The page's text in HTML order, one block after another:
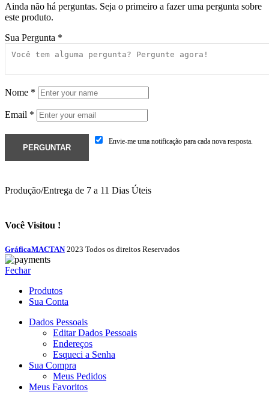
Ainda não há perguntas. Seja o primeiro a fazer uma pergunta sobre
este produto.
Sua Pergunta *
Nome *
Email *
Envie-me uma notificação para cada nova resposta.
Produção/Entrega de 7 a 11 Dias Úteis
Você Visitou !
GráficaMACTAN 2023 Todos os direitos Reservados
Fechar
Produtos
Sua Conta
Dados Pessoais
Editar Dados Pessoais
Endereços
Esqueci a Senha
Sua Compra
Meus Pedidos
Meus Favoritos